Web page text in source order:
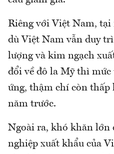
Riêng với Việt Nam,
dù Việt Nam vẫn duy
lượng và kim ngạch
đổi về đô la Mỹ thì
ứng, thậm chí còn thấp
năm trước.
Ngoài ra, khó khăn lớn
nghiệp xuất khẩu của